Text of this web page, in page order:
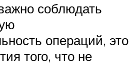
соблюдать
операций, это
того, что не